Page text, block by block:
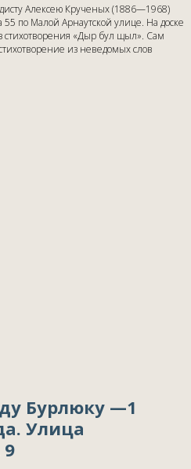
Алексею Крученых (1886—1968)
по Малой Арнаутской улице. На доске
стихотворения «Дыр бул щыл». Сам
из неведомых слов
Бурлюку —1
Улица